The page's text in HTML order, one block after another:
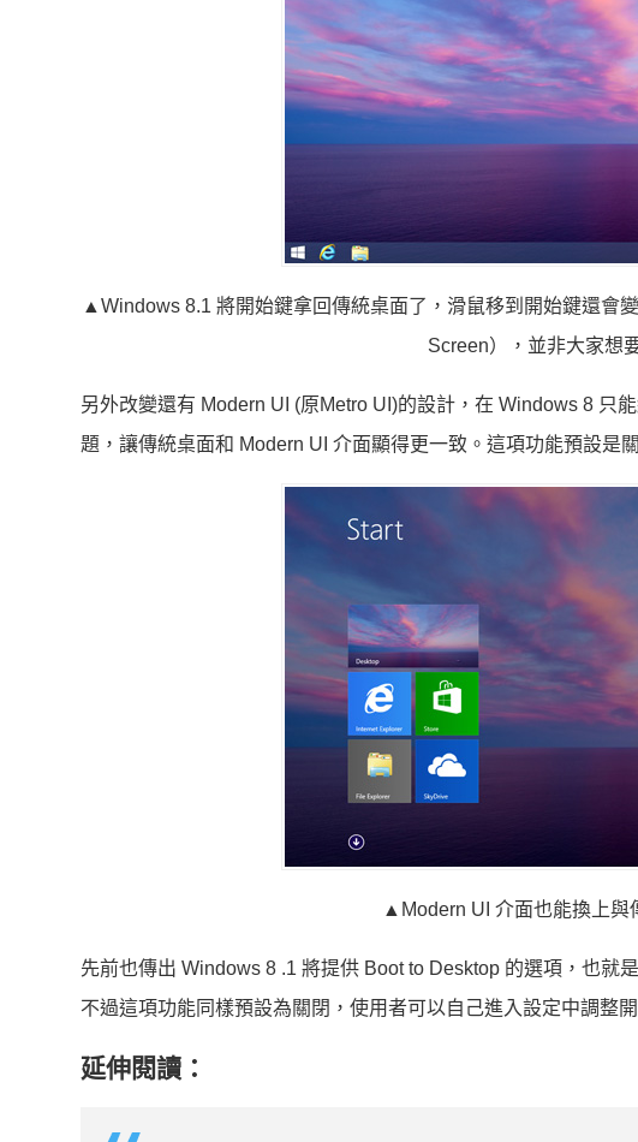
▲ Windows 8.1 將開始鍵拿回傳統桌面了，滑鼠移到開始鍵還會
Screen），並非大家想
另外改變還有 Modern UI (原Metro UI)的設計，在 Windows 8 只
題，讓傳統桌面和 Modern UI 介面顯得更一致。這項功能預設是
▲ Modern UI 介面也能換上與
先前也傳出 Windows 8 .1 將提供 Boot to Desktop 的選項，也就
不過這項功能同樣預設為關閉，使用者可以自己進入設定中調整
延伸閱讀：